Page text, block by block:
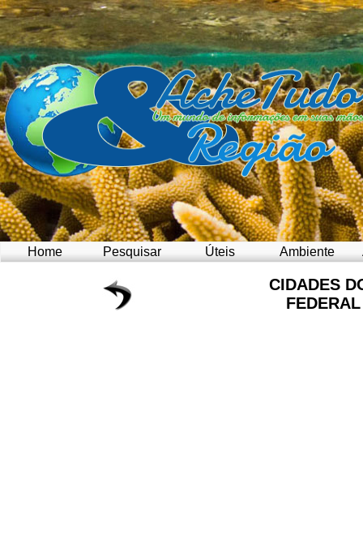
Home Pesquisar Úteis Ambiente
CIDADES